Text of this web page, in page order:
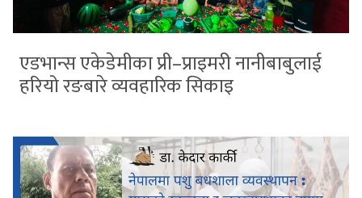
एडभान्स एकेडेमीका प्री–प्राइमरी नानीबाबुलाई
हरियो रङबारे व्यवहारिक सिकाइ